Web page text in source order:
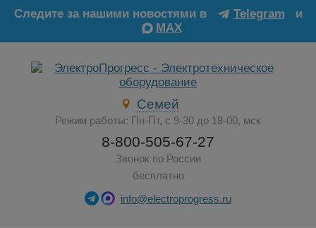
Следите за нашими новостями в Telegram
и
MAX
Семей
Режим работы: Пн-Пт, с 9-30 до 18-00, мск
8-800-505-67-27
Звонок по России
бесплатно
info@electroprogress.ru